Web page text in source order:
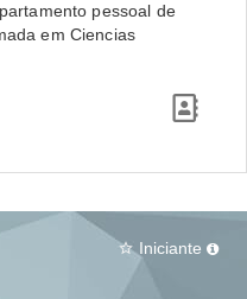
pessoal de
em Ciencias
star_border Iniciante